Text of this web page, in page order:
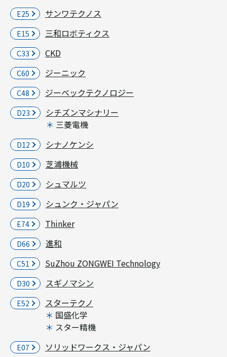
E25 サンワテクノス
E15 三和ロボティクス
C33 CKD
C60 ジーニック
C48 ジーベックテクノロジー
D23
シチズンマシナリー
三菱電機
D12 シナノケンシ
D10 芝浦機械
D20 シュマルツ
D19 シュンク・ジャパン
E74 Thinker
D66 進和
C51 SuZhou ZONGWEI Technology
D30 スギノマシン
E52
スターテクノ
国盛化学
スター精機
E07 ソリッドワークス・ジャパン